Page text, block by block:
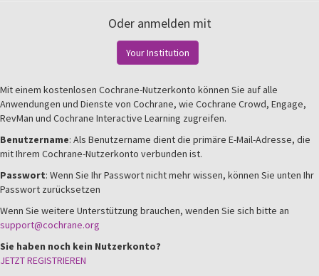
Oder anmelden mit
Your Institution
Mit einem kostenlosen Cochrane-Nutzerkonto können Sie auf alle
Anwendungen und Dienste von Cochrane, wie Cochrane Crowd, Engage,
RevMan und Cochrane Interactive Learning zugreifen.
Benutzername: Als Benutzername dient die primäre E-Mail-Adresse, die
mit Ihrem Cochrane-Nutzerkonto verbunden ist.
Passwort: Wenn Sie Ihr Passwort nicht mehr wissen, können Sie unten Ihr
Passwort zurücksetzen
Wenn Sie weitere Unterstützung brauchen, wenden Sie sich bitte an
support@cochrane.org
Sie haben noch kein Nutzerkonto?
JETZT REGISTRIEREN